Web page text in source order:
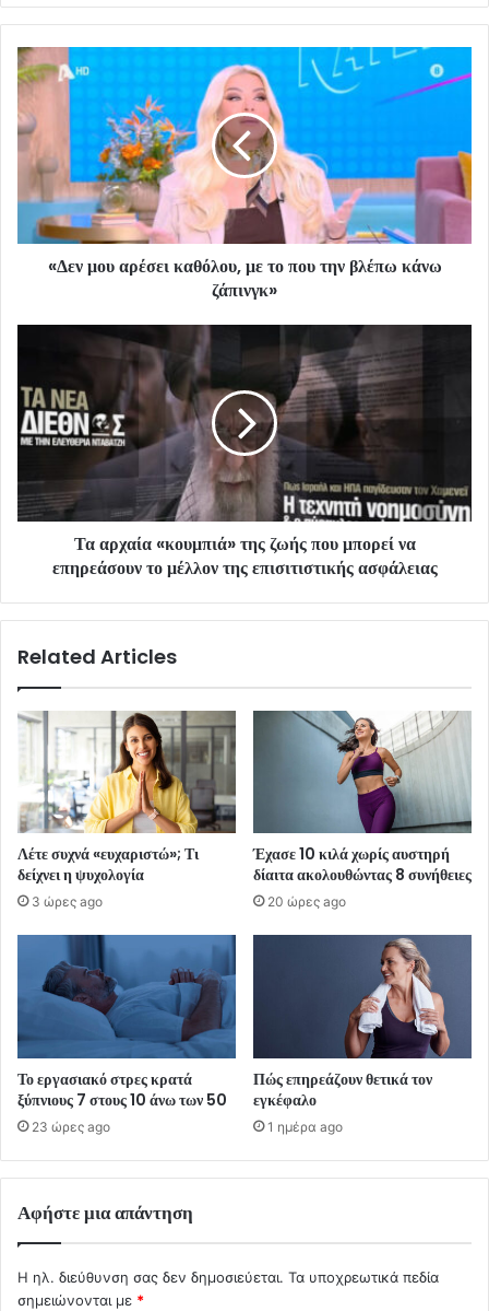
«Δεν μου αρέσει καθόλου, με το που την βλέπω κάνω
ζάπινγκ»
Τα αρχαία «κουμπιά» της ζωής που μπορεί να
επηρεάσουν το μέλλον της επισιτιστικής ασφάλειας
Related Articles
Λέτε συχνά «ευχαριστώ»; Τι
δείχνει η ψυχολογία
3 ώρες ago
Έχασε 10 κιλά χωρίς αυστηρή
δίαιτα ακολουθώντας 8 συνήθειες
20 ώρες ago
Το εργασιακό στρες κρατά
ξύπνιους 7 στους 10 άνω των 50
23 ώρες ago
Πώς επηρεάζουν θετικά τον
εγκέφαλο
1 ημέρα ago
Αφήστε μια απάντηση
Η ηλ. διεύθυνση σας δεν δημοσιεύεται. Τα υποχρεωτικά πεδία
σημειώνονται με *